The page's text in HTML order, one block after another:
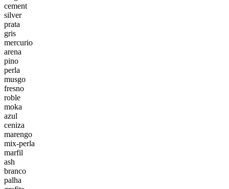
cement
silver
prata
gris
mercurio
arena
pino
perla
musgo
fresno
roble
moka
azul
ceniza
marengo
mix-perla
marfil
ash
branco
palha